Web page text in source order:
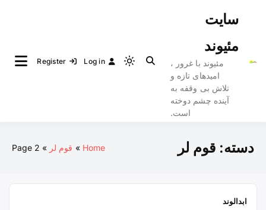
سایت
مئیوند
مئیوند با غرور ،
امیدهای تازه و
تلاش بی وقفه به
آینده چشم دوخته
است.
Light
Log in
Register
دسته: قوم لر Home قوم لر Page 2
ابدالوند